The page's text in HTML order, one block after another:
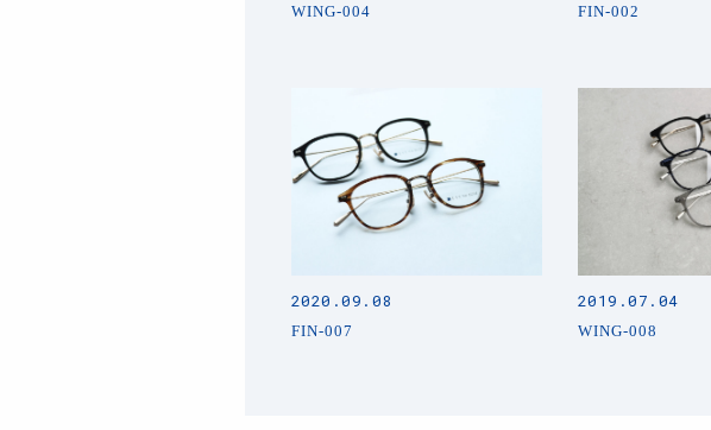
WING-004 FIN-002
2020.09.08
FIN-007
2019.07.04
WING-008